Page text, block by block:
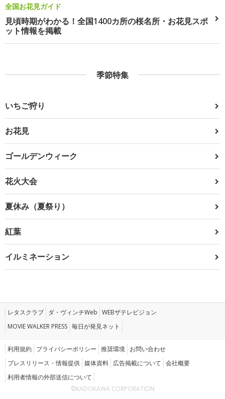
全国お花見ガイド
見頃時期がわかる！全国1400カ所の桜名所・お花見スポ
ット情報を掲載
季節特集
いちご狩り
お花見
ゴールデンウィーク
花火大会
夏休み（夏祭り）
紅葉
イルミネーション
レタスクラブ ダ・ヴィンチWeb WEBザテレビジョン
MOVIE WALKER PRESS 毎日が発見ネット
利用規約 プライバシーポリシー 推奨環境 お問い合わせ
プレスリリース・情報提供 媒体資料 広告掲載について 会社概要
利用者情報の外部送信について
©KADOKAWA CORPORATION